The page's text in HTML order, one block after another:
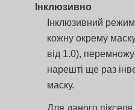
Інклюзивно
Інклюзивний
кожну окрему маску
від 1.0),
нарешті ще раз
маску.
Для даного